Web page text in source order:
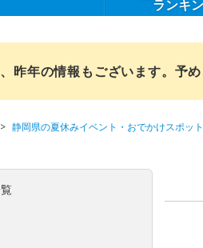
ランキ
年の情報もございます。予め
静岡県の夏休みイベント・おでかけスポット